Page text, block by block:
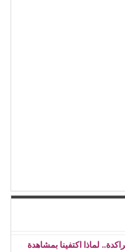
لماذا اكتفينا بمشاهدة